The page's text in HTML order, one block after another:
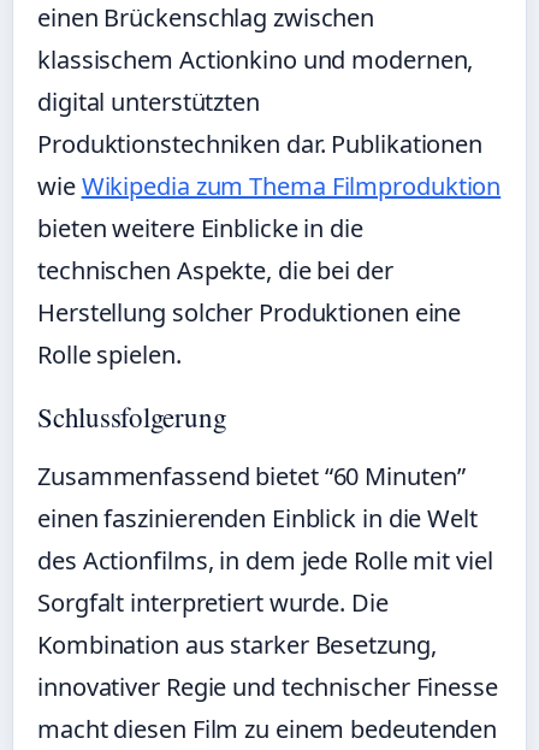
einen Brückenschlag zwischen
klassischem Actionkino und modernen,
digital unterstützten
Produktionstechniken dar. Publikationen
wieWikipedia zum Thema Filmproduktion
bieten weitere Einblicke in die
technischen Aspekte, die bei der
Herstellung solcher Produktionen eine
Rolle spielen.
Schlussfolgerung
Zusammenfassend bietet “60 Minuten”
einen faszinierenden Einblick in die Welt
des Actionfilms, in dem jede Rolle mit viel
Sorgfalt interpretiert wurde. Die
Kombination aus starker Besetzung,
innovativer Regie und technischer Finesse
macht diesen Film zu einem bedeutenden